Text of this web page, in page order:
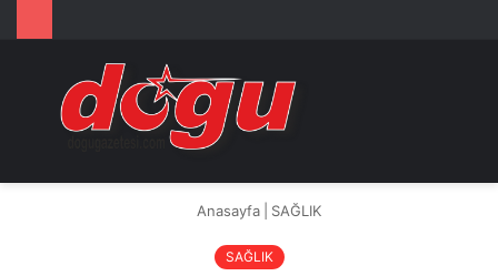
Arama
...
Anasayfa SAĞLIK
SAĞLIK